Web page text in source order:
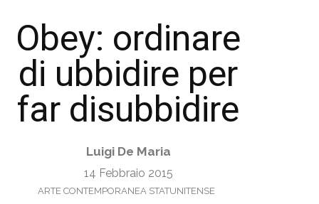
Obey: ordinare
di ubbidire per
far disubbidire
Luigi De Maria
14 Febbraio 2015
ARTE CONTEMPORANEA STATUNITENSE